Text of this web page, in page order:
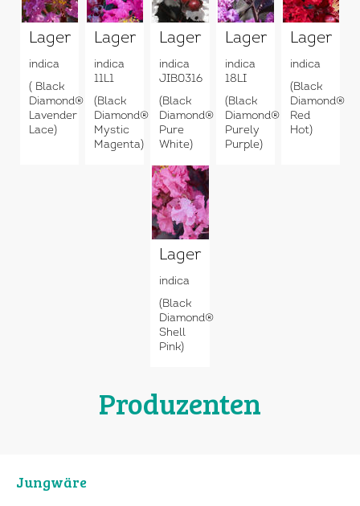
Lagerstroemia
indica
( Black
Diamond®
Lavender
Lace)
Lagerstroemia
indica
11L1
(Black
Diamond®
Mystic
Magenta)
Lagerstroemia
indica
JIB0316
(Black
Diamond®
Pure
White)
Lagerstroemia
indica
18LI
(Black
Diamond®
Purely
Purple)
indica
(Black
Diamond®
Red
Hot)
Lagerstroemia
indica
(Black
Diamond®
Shell
Pink)
Produzenten
Jungwäre